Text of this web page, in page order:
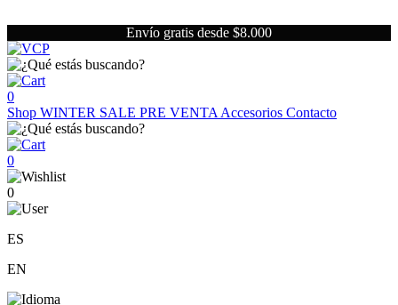
Envío gratis desde $8.000
0
Shop WINTER SALE PRE VENTA Accesorios Contacto
0
0
ES
EN